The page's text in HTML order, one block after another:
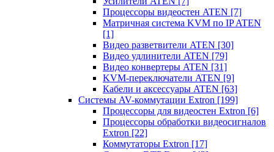
Процессоры видеостен ATEN [7]
Матричная система KVM по IP ATEN
[1]
Видео разветвители ATEN [30]
Видео удлинители ATEN [79]
Видео конвертеры ATEN [31]
KVM-переключатели ATEN [9]
Кабели и аксессуары ATEN [63]
Системы AV-коммутации Extron [199]
Процессоры для видеостен Extron [6]
Процессоры обработки видеосигналов
Extron [22]
Коммутаторы Extron [17]